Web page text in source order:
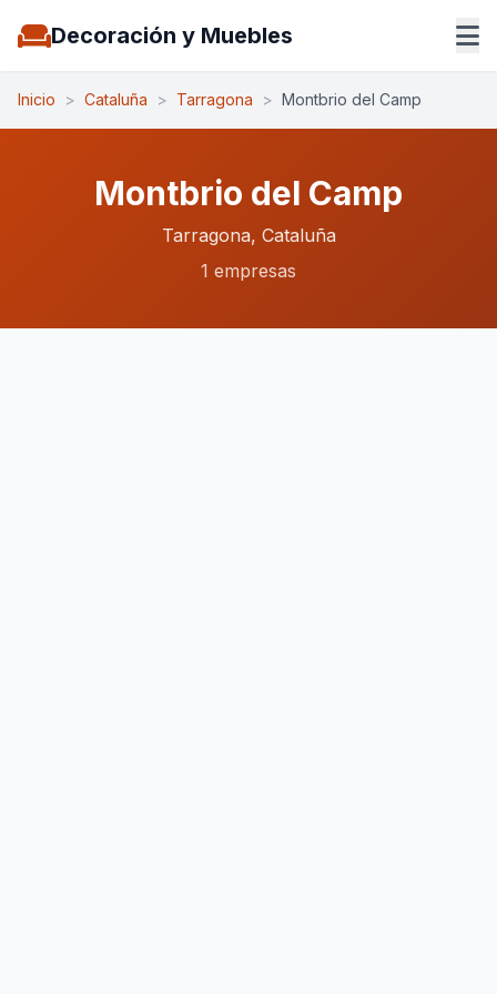
Decoración y Muebles
Inicio > Cataluña > Tarragona > Montbrio del Camp
Montbrio del Camp
Tarragona, Cataluña
1 empresas